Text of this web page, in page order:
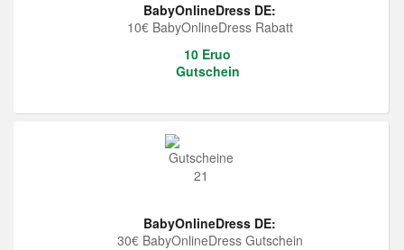
BabyOnlineDress DE:
10€ BabyOnlineDress Rabatt
10 Eruo
Gutschein
BabyOnlineDress DE:
30€ BabyOnlineDress Gutschein